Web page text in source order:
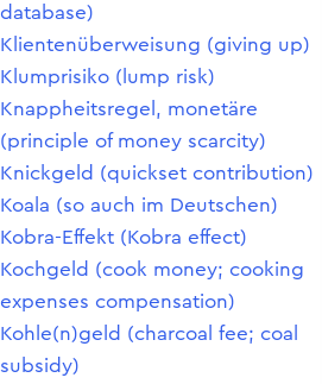
database)
Klientenüberweisung (giving up)
Klumprisiko (lump risk)
Knappheitsregel, monetäre
(principle of money scarcity)
Knickgeld (quickset contribution)
Koala (so auch im Deutschen)
Kobra-Effekt (Kobra effect)
Kochgeld (cook money; cooking
expenses compensation)
Kohle(n)geld (charcoal fee; coal
subsidy)